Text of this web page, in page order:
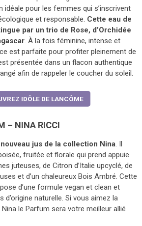
idéale pour les femmes qui s’inscrivent
et responsable. Cette eau de
par un trio de Rose, d’Orchidée
. À la fois féminine, intense et
est parfaite pour profiter pleinement de
présentée dans un flacon authentique
afin de rappeler le coucher du soleil.
IDÔLE DE LANCÔME
– NINA RICCI
nouveau jus de la collection Nina. Il
fruitée et florale qui prend appuie
juteuses, de Citron d’Italie upcyclé, de
et d’un chaleureux Bois Ambré. Cette
d’une formule vegan et clean et
d’origine naturelle. Si vous aimez la
le Parfum sera votre meilleur allié